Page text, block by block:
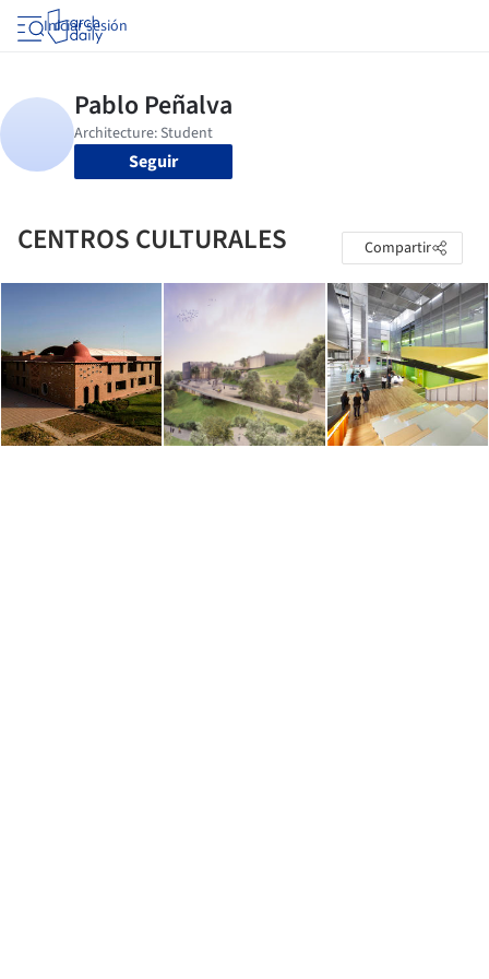
Iniciar sesión
Seguir
CENTROS CULTURALES Compartir